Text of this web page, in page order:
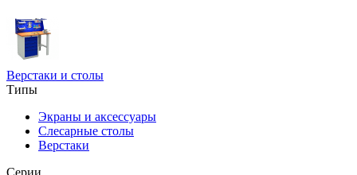
Верстаки и столы
Типы
Экраны и аксессуары
Слесарные столы
Верстаки
Серии